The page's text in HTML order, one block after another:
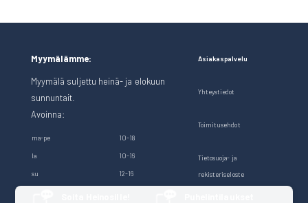
Myymälämme:
Myymälä suljettu heinä- ja elokuun
sunnuntait.
Avoinna:
ma-pe 10-18
la 10-16
su 12-16
Asiakaspalvelu
Yhteystiedot
Toimitusehdot
Tietosuoja- ja
rekisteriseloste